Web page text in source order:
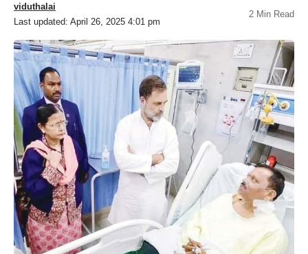
Last updated: April 26, 2025 4:01 pm
viduthalai
2 Min Read